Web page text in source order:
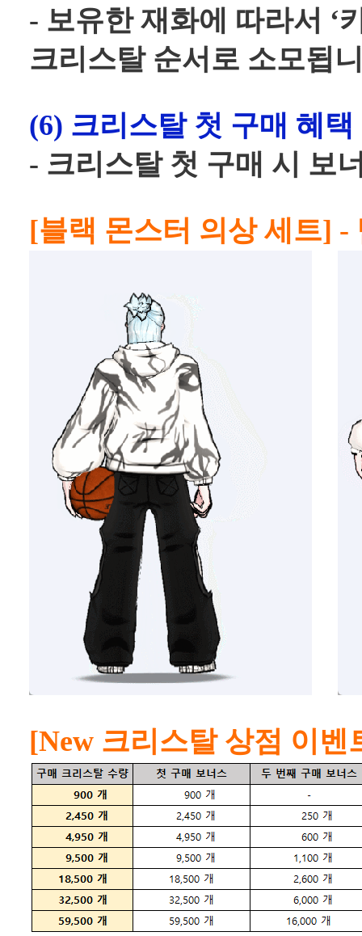
- 보유한 재화에 따라서 ‘
크리스탈 순서로 소모됩
(6) 크리스탈 첫 구매 혜택
- 크리스탈 첫 구매 시 보
[블랙 몬스터 의상 세트]
[New 크리스탈 상점 이